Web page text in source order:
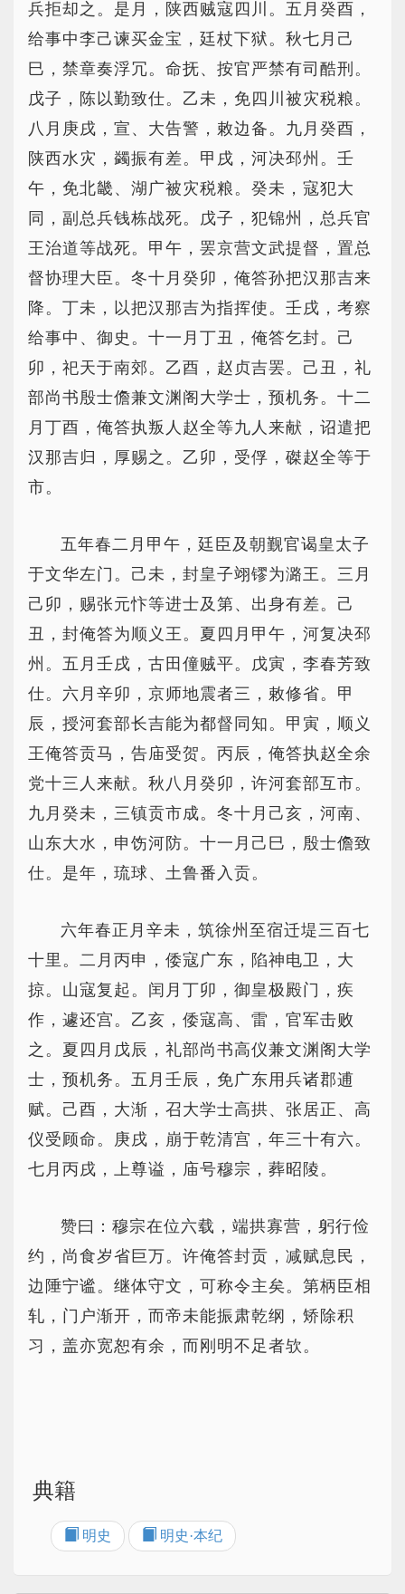
兵拒却之。是月，陕西贼寇四川。五月癸酉，
给事中李己谏买金宝，廷杖下狱。秋七月己
巳，禁章奏浮冗。命抚、按官严禁有司酷刑。
戊子，陈以勤致仕。乙未，免四川被灾税粮。
八月庚戌，宣、大告警，敕边备。九月癸酉，
陕西水灾，蠲振有差。甲戌，河决邳州。壬
午，免北畿、湖广被灾税粮。癸未，寇犯大
同，副总兵钱栋战死。戊子，犯锦州，总兵官
王治道等战死。甲午，罢京营文武提督，置总
督协理大臣。冬十月癸卯，俺答孙把汉那吉来
降。丁未，以把汉那吉为指挥使。壬戌，考察
给事中、御史。十一月丁丑，俺答乞封。己
卯，祀天于南郊。乙酉，赵贞吉罢。己丑，礼
部尚书殷士儋兼文渊阁大学士，预机务。十二
月丁酉，俺答执叛人赵全等九人来献，诏遣把
汉那吉归，厚赐之。乙卯，受俘，磔赵全等于
市。
五年春二月甲午，廷臣及朝觐官谒皇太子
于文华左门。己未，封皇子翊镠为潞王。三月
己卯，赐张元忭等进士及第、出身有差。己
丑，封俺答为顺义王。夏四月甲午，河复决邳
州。五月壬戌，古田僮贼平。戊寅，李春芳致
仕。六月辛卯，京师地震者三，敕修省。甲
辰，授河套部长吉能为都督同知。甲寅，顺义
王俺答贡马，告庙受贺。丙辰，俺答执赵全余
党十三人来献。秋八月癸卯，许河套部互市。
九月癸未，三镇贡市成。冬十月己亥，河南、
山东大水，申饬河防。十一月己巳，殷士儋致
仕。是年，琉球、土鲁番入贡。
六年春正月辛未，筑徐州至宿迁堤三百七
十里。二月丙申，倭寇广东，陷神电卫，大
掠。山寇复起。闰月丁卯，御皇极殿门，疾
作，遽还宫。乙亥，倭寇高、雷，官军击败
之。夏四月戊辰，礼部尚书高仪兼文渊阁大学
士，预机务。五月壬辰，免广东用兵诸郡逋
赋。己酉，大渐，召大学士高拱、张居正、高
仪受顾命。庚戌，崩于乾清宫，年三十有六。
七月丙戌，上尊谥，庙号穆宗，葬昭陵。
赞曰：穆宗在位六载，端拱寡营，躬行俭
约，尚食岁省巨万。许俺答封贡，减赋息民，
边陲宁谧。继体守文，可称令主矣。第柄臣相
轧，门户渐开，而帝未能振肃乾纲，矫除积
习，盖亦宽恕有余，而刚明不足者欤。
典籍
明史 明史·本纪